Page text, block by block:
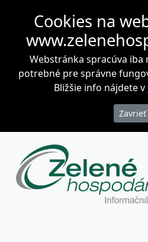
Cookies na
Webstránka spracúva iba
potrebné pre správne
Bližšie info nájdete v